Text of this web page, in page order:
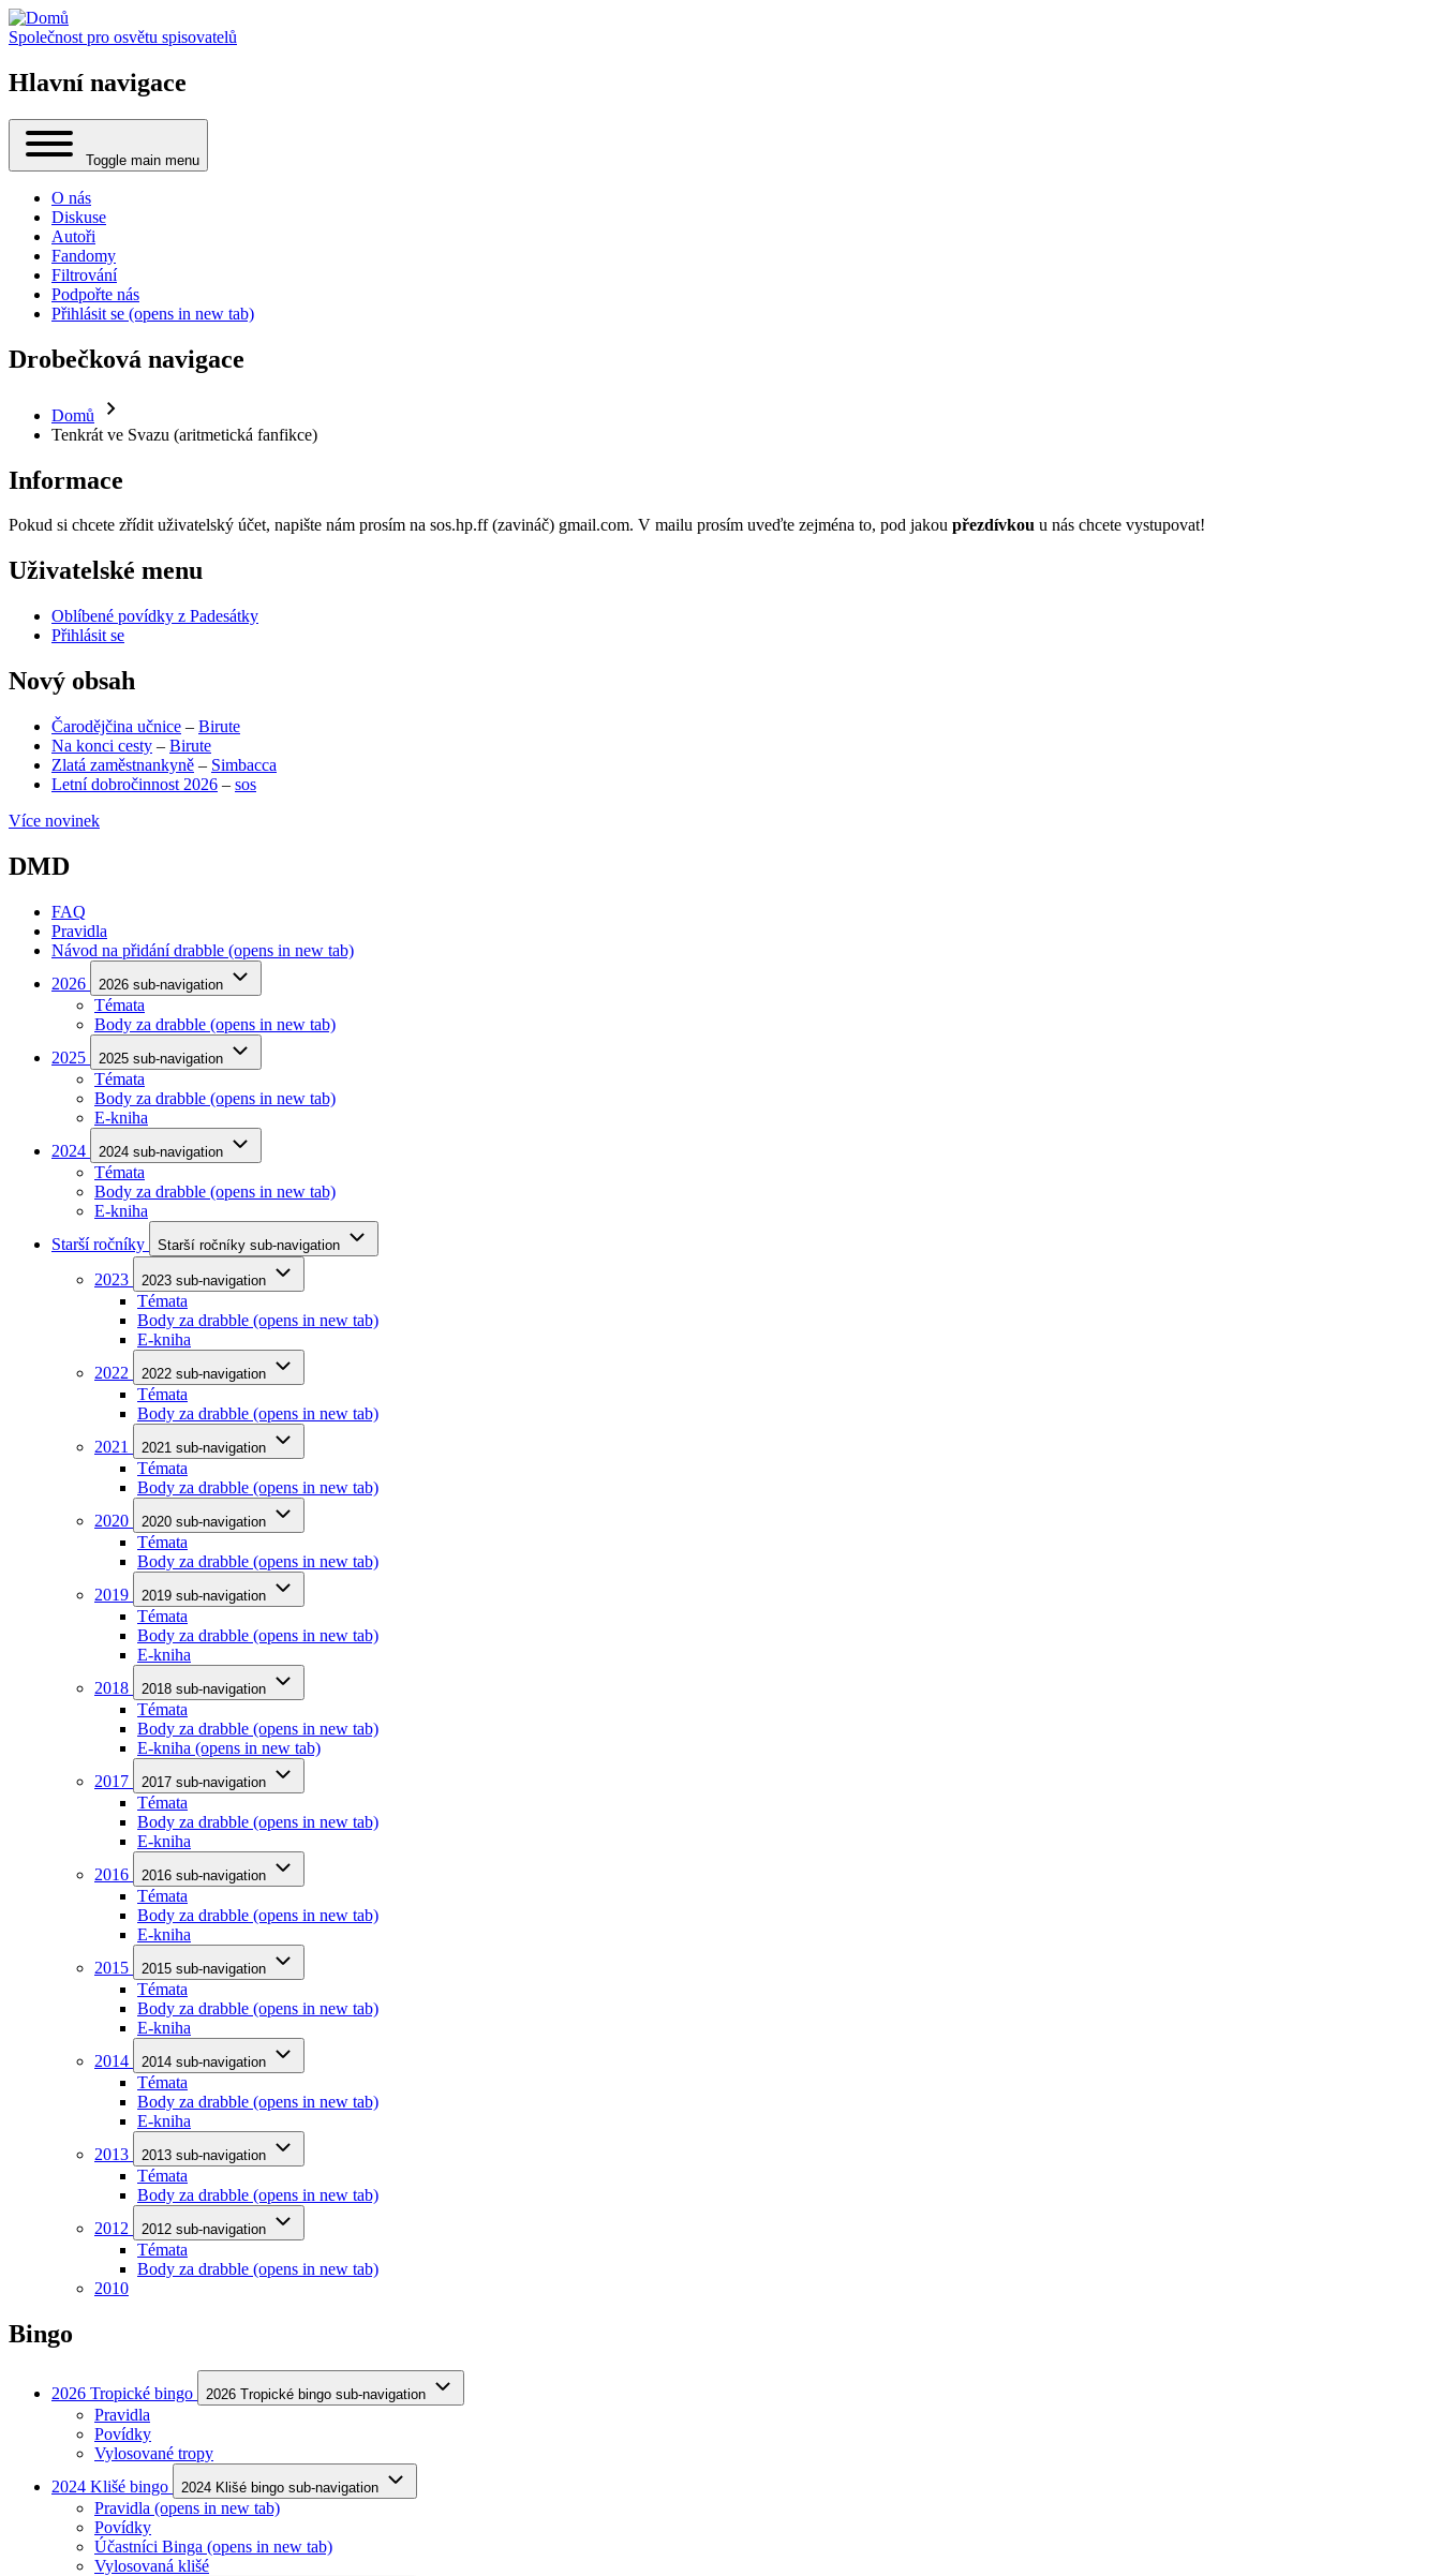
Společnost pro osvětu spisovatelů
Hlavní navigace
Toggle main menu
O nás
Diskuse
Autoři
Fandomy
Filtrování
Podpořte nás
Přihlásit se (opens in new tab)
Drobečková navigace
Domů
Tenkrát ve Svazu (aritmetická fanfikce)
Informace
Pokud si chcete zřídit uživatelský účet, napište nám prosím na sos.hp.ff (zavináč) gmail.com. V mailu prosím uveďte zejména to, pod jakou přezdívkou u nás chcete vystupovat!
Uživatelské menu
Oblíbené povídky z Padesátky
Přihlásit se
Nový obsah
Čarodějčina učnice – Birute
Na konci cesty – Birute
Zlatá zaměstnankyně – Simbacca
Letní dobročinnost 2026 – sos
Více novinek
DMD
FAQ
Pravidla
Návod na přidání drabble (opens in new tab)
2026
2026 sub-navigation
Témata
Body za drabble (opens in new tab)
2025
2025 sub-navigation
Témata
Body za drabble (opens in new tab)
E-kniha
2024
2024 sub-navigation
Témata
Body za drabble (opens in new tab)
E-kniha
Starší ročníky
Starší ročníky sub-navigation
2023 2023 sub-navigation
Témata
Body za drabble (opens in new tab)
E-kniha
2022
2022 sub-navigation
Témata
Body za drabble (opens in new tab)
2021
2021 sub-navigation
Témata
Body za drabble (opens in new tab)
2020
2020 sub-navigation
Témata
Body za drabble (opens in new tab)
2019
2019 sub-navigation
Témata
Body za drabble (opens in new tab)
E-kniha
2018
2018 sub-navigation
Témata
Body za drabble (opens in new tab)
E-kniha (opens in new tab)
2017
2017 sub-navigation
Témata
Body za drabble (opens in new tab)
E-kniha
2016
2016 sub-navigation
Témata
Body za drabble (opens in new tab)
E-kniha
2015
2015 sub-navigation
Témata
Body za drabble (opens in new tab)
E-kniha
2014
2014 sub-navigation
Témata
Body za drabble (opens in new tab)
E-kniha
2013
2013 sub-navigation
Témata
Body za drabble (opens in new tab)
2012
2012 sub-navigation
Témata
Body za drabble (opens in new tab)
2010
Bingo
2026 Tropické bingo 2026 Tropické bingo sub-navigation
Pravidla
Povídky
Vylosované tropy
2024 Klišé bingo
2024 Klišé bingo sub-navigation
Pravidla (opens in new tab)
Povídky
Účastníci Binga (opens in new tab)
Vylosovaná klišé